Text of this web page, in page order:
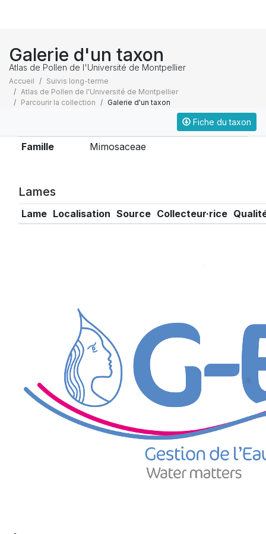
Galerie d'un taxon
Atlas de Pollen de l'Université de Montpellier
Accueil
Suivis long-terme
Atlas de Pollen de l'Université de Montpellier
Parcourir la collection
Galerie d'un taxon
Fiche du taxon
Famille Mimosaceae
Lames
Lame Localisation Source Collecteur·rice